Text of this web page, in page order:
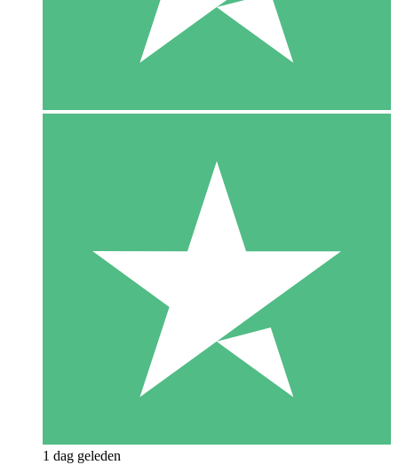
1 dag geleden